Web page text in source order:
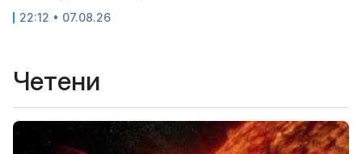
22:12 • 07.08.26
Четени